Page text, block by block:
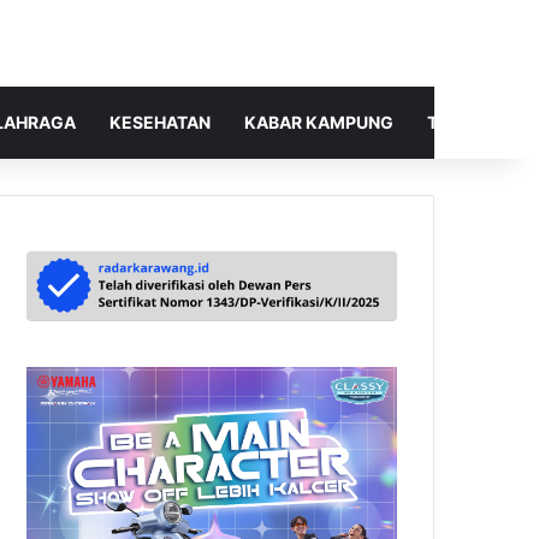
KESEHATAN KABAR KAMPUNG TELUSUR